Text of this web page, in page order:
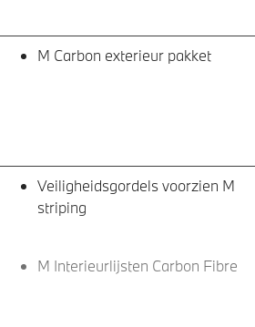
M Carbon exterieur pakket
Veiligheidsgordels voorzien M
striping
M Interieurlijsten Carbon Fibre